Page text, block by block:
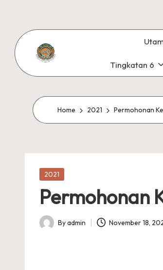
content
S
M
K
U
N
G
A
#SeMeSradiHati
Tingkatan 6
Home 2021 Permohonan
Posted
2021
Permohonan
Posted
Byadmin November 18,